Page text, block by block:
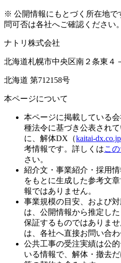
※ 公開情報にもとづく所在地で
問可否は各社へご確認ください。
ナトリ株式会社
北海道札幌市中央区南２条東４
北海道 第712158号
本ページについて
本ページに掲載している
種法令に基づき公表され
に、解体DX（kaitai-dx.co.jp
考情報です。詳しくはこ
さい。
紹介文・事業紹介・採用
をもとに生成した参考文
報ではありません。
事業規模の目安、および
は、公開情報から推定し
保証するものではありま
は、各社へ直接お問い合わ
公共工事の受注実績は公
いる情報で、解体・撤去